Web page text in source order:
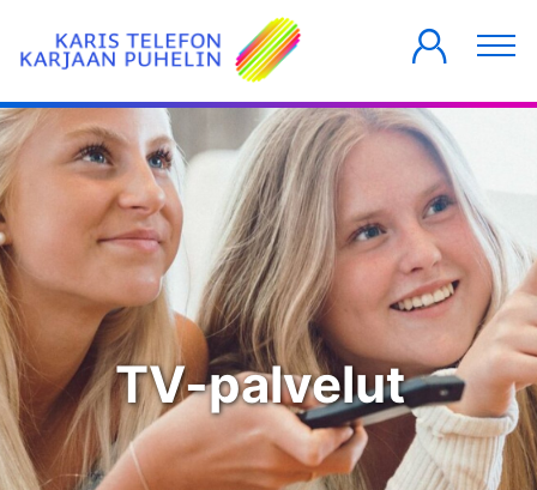
YRITYKSILLE
TV-palvelut